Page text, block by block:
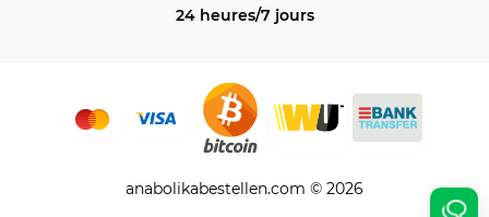
24 heures/7 jours
anabolikabestellen.com © 2026